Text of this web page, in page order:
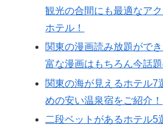
観光の合間にも最適なア
ホテル！
関東の漫画読み放題がで
富な漫画はもちろん今話
関東の海が見えるホテル7
めの安い温泉宿をご紹介！
二段ベットがあるホテル5